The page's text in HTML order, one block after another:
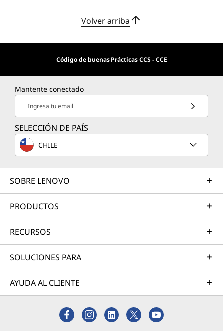
Volver arriba
Código de buenas Prácticas CCS - CCE
Mantente conectado
Ingresa tu email
SELECCIÓN DE PAÍS
CHILE
SOBRE LENOVO
PRODUCTOS
RECURSOS
SOLUCIONES PARA
AYUDA AL CLIENTE